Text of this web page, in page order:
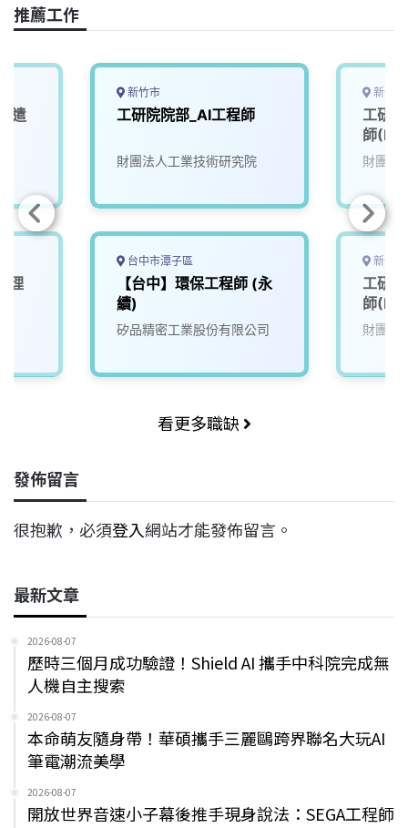
推薦工作
遣
理
新竹市
工研院院部_AI工程師
財團法人工業技術研究院
台中市潭子區
【台中】環保工程師 (永
續)
矽品精密工業股份有限公司
新竹
工研
師
財團法
新竹
工研
師
財團法
看更多職缺
發佈留言
很抱歉，必須登入網站才能發佈留言。
最新文章
2026-08-07
歷時三個月成功驗證！Shield AI 攜手中科院完成無
人機自主搜索
2026-08-07
本命萌友隨身帶！華碩攜手三麗鷗跨界聯名大玩AI
筆電潮流美學
2026-08-07
開放世界音速小子幕後推手現身說法：SEGA工程師